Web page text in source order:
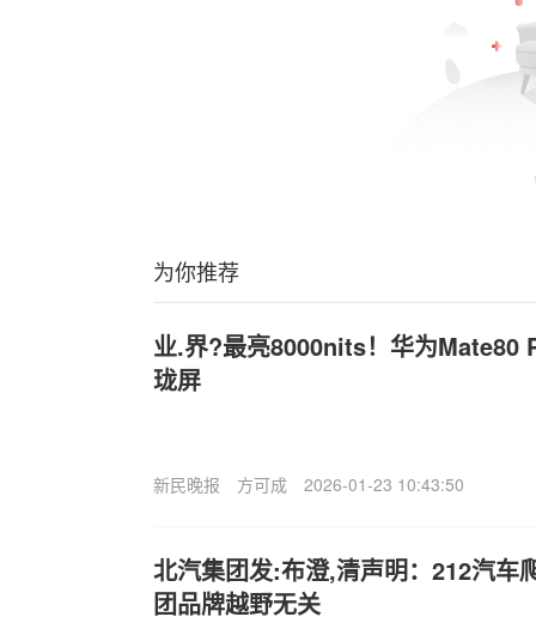
为你推荐
业.界?最亮8000nits！华为Mate80
珑屏
新民晚报 方可成 2026-01-23 10:43:50
北汽集团发:布澄,清声明：212汽车
团品牌越野无关